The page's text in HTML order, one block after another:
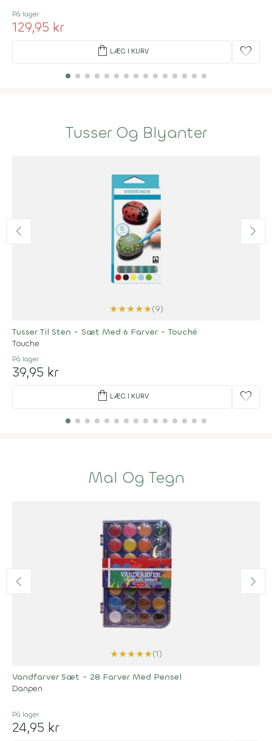
På lager
129,95 kr
shopping_bag LÆG I KURV favorite
Tusser Og Blyanter
★★★★★(9)
Tusser Til Sten - Sæt Med 6 Farver - Touché
Touche
På lager
39,95 kr
shopping_bag LÆG I KURV favorite
Mal Og Tegn
★★★★★(1)
Vandfarver Sæt - 28 Farver Med Pensel
Danpen
På lager
24,95 kr